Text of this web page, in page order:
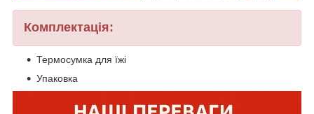
Комплектація:
Термосумка для їжі
Упаковка